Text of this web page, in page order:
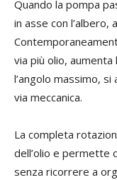
Quando la pompa
in asse con l’albero,
via più olio, aumenta
l’angolo massimo,
via meccanica.
La completa
dell’olio e permette
senza ricorrere a